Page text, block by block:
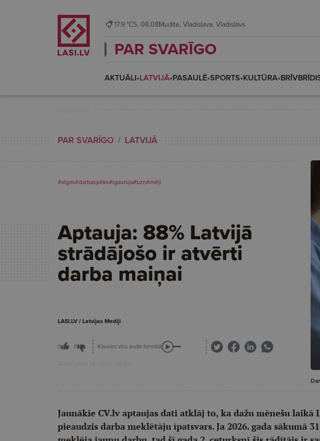
17.9 °CS. 08.08 Mudīte, Vladislava, Vladislavs
PAR SVARĪGO
AKTUĀLI•LATVIJĀ•PASAULĒ•SPORTS•KULTŪRA•
PAR SVARĪGO LATVIJĀ
#algas#darbaspēks#igaunija#uzņēmēji
Aptauja: 88% Latvijā
strādājošo ir atvērti
darba maiņai
LASI.LV / Latvijas Mediji
0 0 Klausies ziņu audio formātā
2026. gada 24. jūnijs, 08:00
Jaunākie CV.lv aptaujas dati atklāj to, ka dažu mēnešu laikā
pieaudzis darba meklētāju īpatsvars. Ja 2026. gada sākumā